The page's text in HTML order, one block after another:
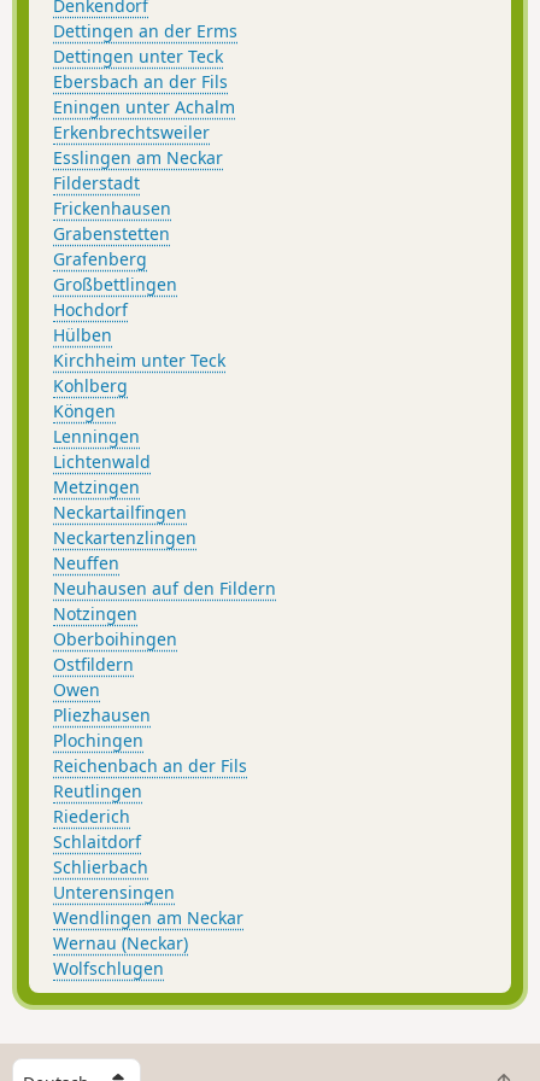
Denkendorf
Dettingen an der Erms
Dettingen unter Teck
Ebersbach an der Fils
Eningen unter Achalm
Erkenbrechtsweiler
Esslingen am Neckar
Filderstadt
Frickenhausen
Grabenstetten
Grafenberg
Großbettlingen
Hochdorf
Hülben
Kirchheim unter Teck
Kohlberg
Köngen
Lenningen
Lichtenwald
Metzingen
Neckartailfingen
Neckartenzlingen
Neuffen
Neuhausen auf den Fildern
Notzingen
Oberboihingen
Ostfildern
Owen
Pliezhausen
Plochingen
Reichenbach an der Fils
Reutlingen
Riederich
Schlaitdorf
Schlierbach
Unterensingen
Wendlingen am Neckar
Wernau (Neckar)
Wolfschlugen
W